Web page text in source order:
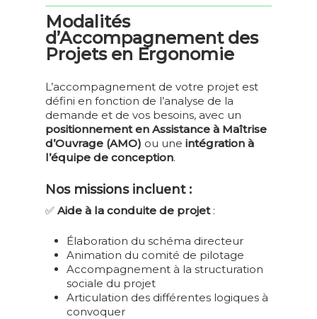
Modalités
d’Accompagnement des
Projets en Ergonomie
L’accompagnement de votre projet est
défini en fonction de l’analyse de la
demande et de vos besoins, avec un
positionnement en Assistance à Maîtrise
d’Ouvrage (AMO) ou uneintégration à
l’équipe de conception.
Nos missions incluent :
✅Aide à la conduite de projet:
Élaboration du schéma directeur
Animation du comité de pilotage
Accompagnement à la structuration
sociale du projet
Articulation des différentes logiques à
convoquer
QUI SOMMES-NOUS ?
L’ÉQUIPE D’ATOUT
SYNERGIA
FORMATIONS
PRAP 2S
MAC
DEVENIR
2S | SANITAIRE-
SANITAIRE
PRAP IBC
IBC
ACTEUR PRAP
COMMERCE
SECOURISTE DU
FORMATEUR SST
MAC FO SST
ACTEUR SST
PSSM – PREMIERS
SECOURS EN SANTÉ
SALARIÉ DÉSIGNÉ
ERGONOMIE
FORMATION
ERGONOMIE ET
D’INVESTISSEMENT
ARCHITECTURAL
04 73 69 11 09